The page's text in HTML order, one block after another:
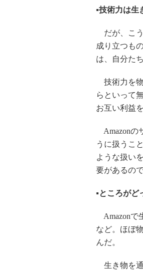
▪︎技術力は生
だが、こう
成り立つも
は、自分た
技術力を物
らといって
お互い利益
Amazonの
うに扱うこ
ような扱い
要があるの
▪︎ところがど
Amazonで
など。ほぼ
んだ。
生き物を通